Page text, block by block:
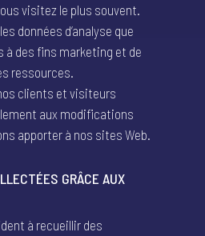
visitez le plus souvent.
données d’analyse que
à des fins marketing et de
ressources.
clients et visiteurs
aux modifications
apporter à nos sites Web.
GRÂCE AUX
à recueillir des